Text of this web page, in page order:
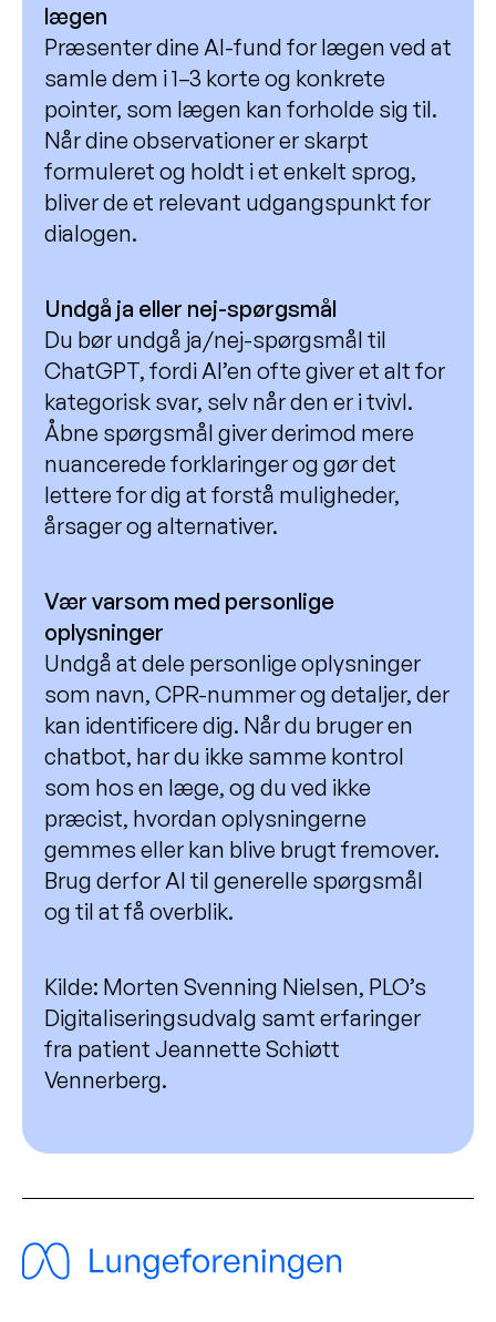
lægen
Præsenter dine AI-fund for lægen ved at
samle dem i 1–3 korte og konkrete
pointer, som lægen kan forholde sig til.
Når dine observationer er skarpt
formuleret og holdt i et enkelt sprog,
bliver de et relevant udgangspunkt for
dialogen.
Undgå ja eller nej-spørgsmål
Du bør undgå ja/nej-spørgsmål til
ChatGPT, fordi AI’en ofte giver et alt for
kategorisk svar, selv når den er i tvivl.
Åbne spørgsmål giver derimod mere
nuancerede forklaringer og gør det
lettere for dig at forstå muligheder,
årsager og alternativer.
Vær varsom med personlige
oplysninger
Undgå at dele personlige oplysninger
som navn, CPR-nummer og detaljer, der
kan identificere dig. Når du bruger en
chatbot, har du ikke samme kontrol
som hos en læge, og du ved ikke
præcist, hvordan oplysningerne
gemmes eller kan blive brugt fremover.
Brug derfor AI til generelle spørgsmål
og til at få overblik.
Kilde: Morten Svenning Nielsen, PLO’s
Digitaliseringsudvalg samt erfaringer
fra patient Jeannette Schiøtt
Vennerberg.